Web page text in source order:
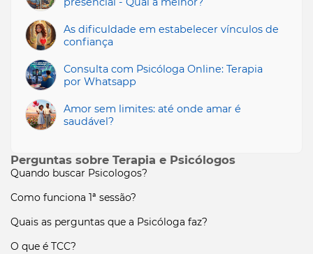
As dificuldade em estabelecer vínculos de
confiança
Consulta com Psicóloga Online: Terapia
por Whatsapp
Amor sem limites: até onde amar é
saudável?
Perguntas sobre Terapia e Psicólogos
Quando buscar Psicologos?
Como funciona 1ª sessão?
Quais as perguntas que a Psicóloga faz?
O que é TCC?